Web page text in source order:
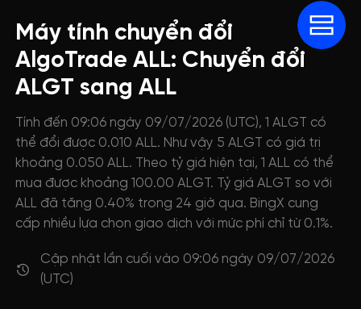
Máy tính chuyển đổi
AlgoTrade ALL: Chuyển đổi
ALGT sang ALL
Tính đến 09:06 ngày 09/07/2026 (UTC), 1 ALGT có
thể đổi được 0.010 ALL. Như vậy 5 ALGT có giá trị
khoảng 0.050 ALL. Theo tỷ giá hiện tại, 1 ALL có thể
mua được khoảng 100.00 ALGT. Tỷ giá ALGT so với
ALL đã tăng 0.40% trong 24 giờ qua. BingX cung
cấp nhiều lựa chọn giao dịch với mức phí chỉ từ 0.1%.
Cập nhật lần cuối vào 09:06 ngày 09/07/2026
(UTC)